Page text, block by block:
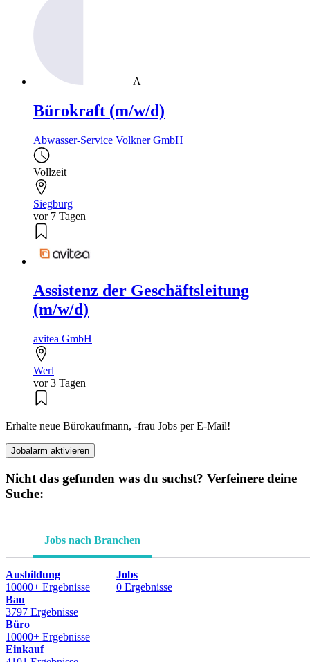
A
Bürokraft (m/w/d)
Abwasser-Service Volkner GmbH
Vollzeit
Siegburg
vor 7 Tagen
Assistenz der Geschäftsleitung
(m/w/d)
avitea GmbH
Werl
vor 3 Tagen
Erhalte neue Bürokaufmann, -frau Jobs per E-Mail!
Jobalarm aktivieren
Nicht das gefunden was du suchst? Verfeinere deine
Suche:
Jobs nach Branchen
Ausbildung
10000+ Ergebnisse
Bau
3797 Ergebnisse
Büro
10000+ Ergebnisse
Einkauf
Jobs
0 Ergebnisse